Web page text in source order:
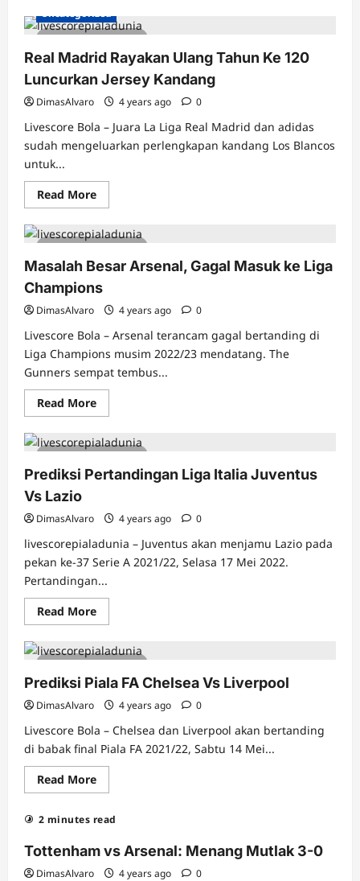
Link
Live
SEA
Games
2021
–
Jadwal
Siaran
Langsung
Timnas
Indonesia
vs
3 minutes read
Uncategorized
Real Madrid Rayakan Ulang Tahun Ke 120
Luncurkan Jersey Kandang
DimasAlvaro 4 years ago 0
Livescore Bola – Juara La Liga Real Madrid dan adidas
sudah mengeluarkan perlengkapan kandang Los Blancos
untuk...
Read MoreRead
more
Real
Madrid
Ulang
Tahun
Ke
120
Luncurkan
Jersey
Kandang
2 minutes read
Masalah Besar Arsenal, Gagal Masuk ke Liga
Champions
DimasAlvaro 4 years ago 0
Livescore Bola – Arsenal terancam gagal bertanding di
Liga Champions musim 2022/23 mendatang. The
Gunners sempat tembus...
Read MoreRead
more
Masalah
Besar
Gagal
Masuk
Champions
3 minutes read
Prediksi Pertandingan Liga Italia Juventus
Vs Lazio
DimasAlvaro 4 years ago 0
livescorepialadunia – Juventus akan menjamu Lazio pada
pekan ke-37 Serie A 2021/22, Selasa 17 Mei 2022.
Pertandingan...
Read MoreRead
more
Prediksi
Pertandingan
Italia
Juventus
Vs
Lazio
3 minutes read
Prediksi Piala FA Chelsea Vs Liverpool
DimasAlvaro 4 years ago 0
Livescore Bola – Chelsea dan Liverpool akan bertanding
di babak final Piala FA 2021/22, Sabtu 14 Mei...
Read MoreRead
more
Prediksi
Piala
Chelsea
Vs
Liverpool
2 minutes read
Tottenham vs Arsenal: Menang Mutlak 3-0
DimasAlvaro 4 years ago 0